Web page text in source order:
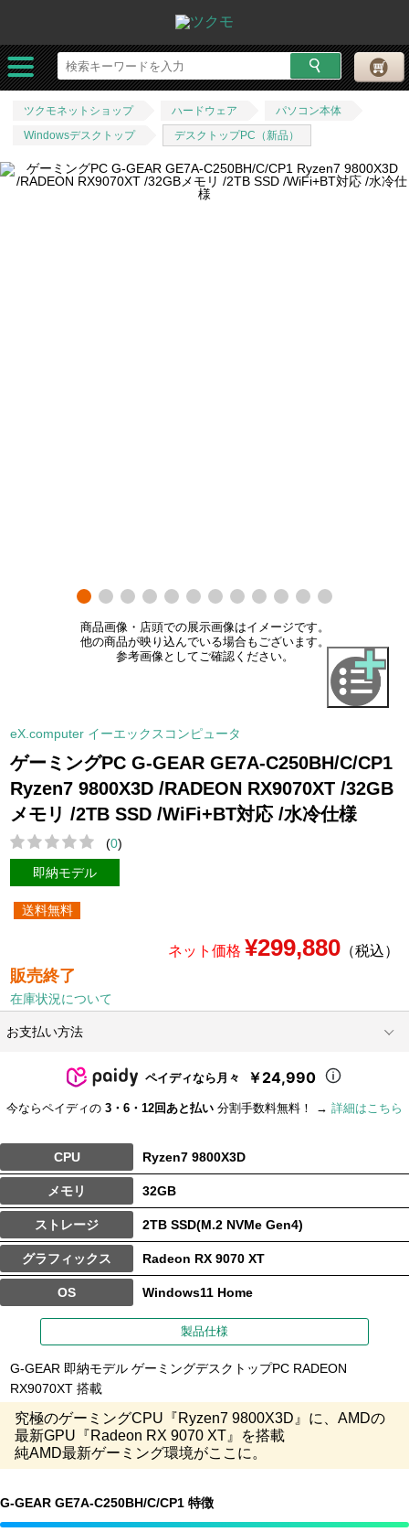
ツクモネットショップ ハードウェア
パソコン本体
Windowsデスクトップ
デスクトップPC（新品）
商品画像・店頭での展示画像はイメージです。
他の商品が映り込んでいる場合もございます。
参考画像としてご確認ください。
eX.computer イーエックスコンピュータ
ゲーミングPC G-GEAR GE7A-C250BH/C/CP1
Ryzen7 9800X3D /RADEON RX9070XT /32GB
メモリ /2TB SSD /WiFi+BT対応 /水冷仕様
(0)
即納モデル
送料無料
ネット価格 ¥299,880（税込）
販売終了
在庫状況について
お支払い方法
ペイディなら月々 ￥24,990
今ならペイディの 3・6・12回あと払い 分割手数料無料！ → 詳細はこちら
CPU Ryzen7 9800X3D
メモリ 32GB
ストレージ 2TB SSD(M.2 NVMe Gen4)
グラフィックス Radeon RX 9070 XT
OS Windows11 Home
製品仕様
G-GEAR 即納モデル ゲーミングデスクトップPC RADEON
RX9070XT 搭載
究極のゲーミングCPU『Ryzen7 9800X3D』に、AMDの
最新GPU『Radeon RX 9070 XT』を搭載
純AMD最新ゲーミング環境がここに。
G-GEAR GE7A-C250BH/C/CP1 特徴